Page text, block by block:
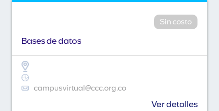
Sin costo
Bases de datos
campusvirtual@ccc.org.co
Ver detalles